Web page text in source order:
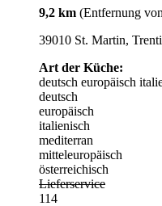
9,2 km (Entfernung
39010 St. Martin,
Art der Küche:
deutsch europäisch
deutsch
europäisch
italienisch
mediterran
mitteleuropäisch
österreichisch
Lieferservice
114